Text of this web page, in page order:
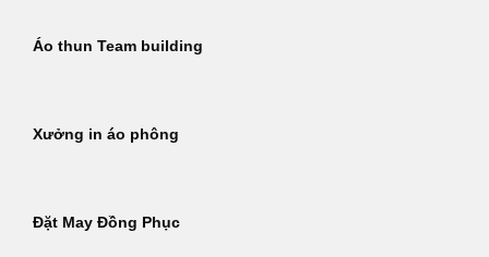
Áo thun Team building
Xưởng in áo phông
Đặt May Đồng Phục